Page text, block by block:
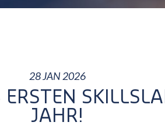
28 JAN 2026
JAHR!